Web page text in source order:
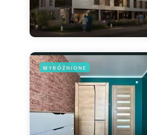
WYRÓŻNIONE